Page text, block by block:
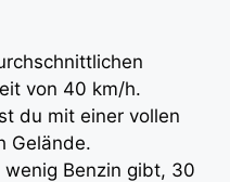
von 40 km/h.
du mit einer vollen
Gelände.
Benzin gibt, 30